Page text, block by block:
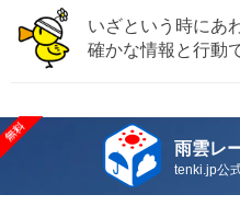
いざという時にあ
確かな情報と行動
雨雲レ
tenki.jp公